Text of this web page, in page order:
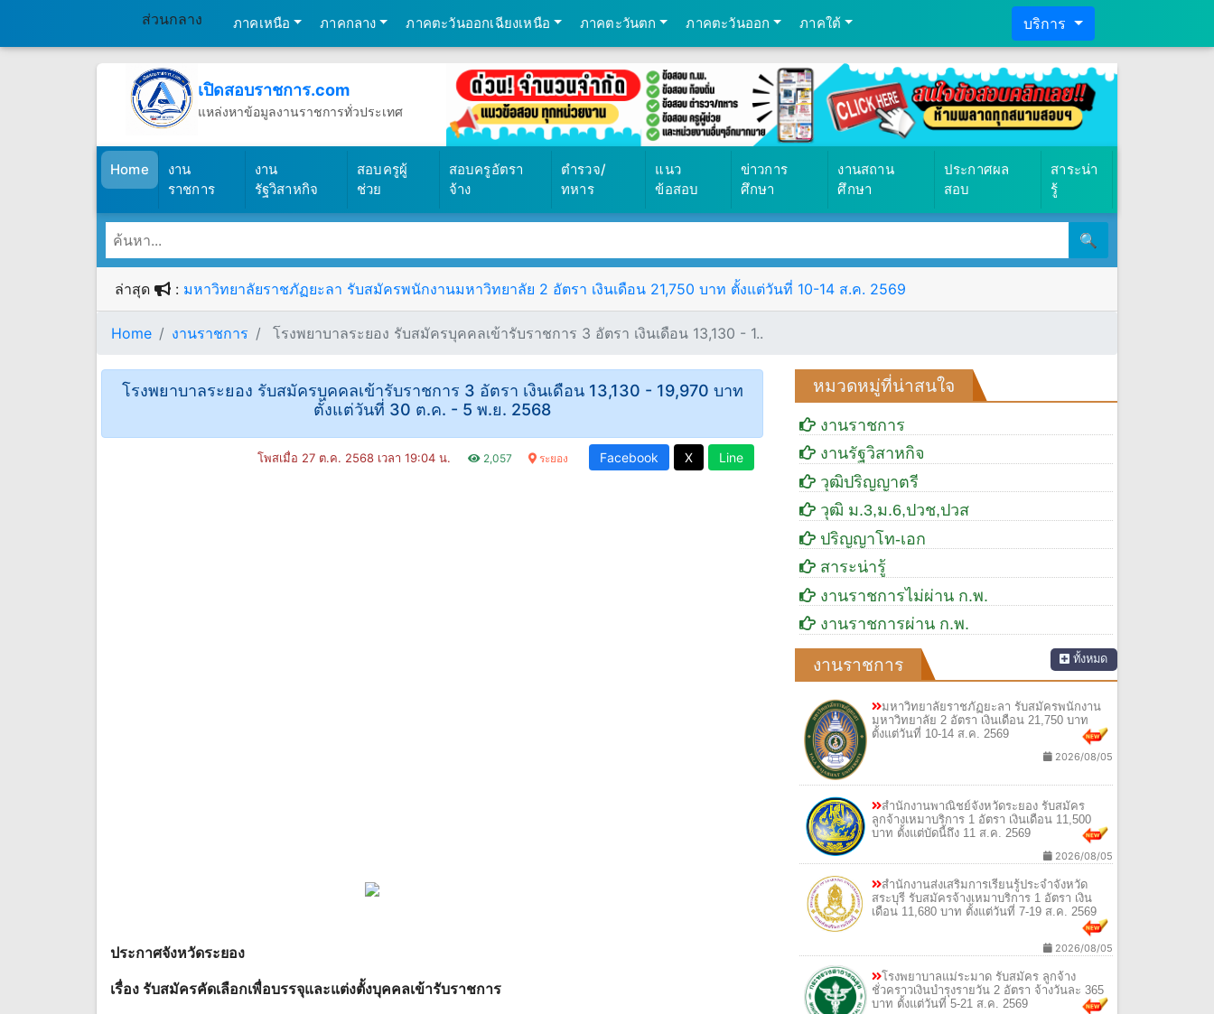
ส่วนกลาง ภาคเหนือ ภาคกลาง ภาคตะวันออกเฉียงเหนือ ภาคตะวันตก ภาคตะวันออก ภาคใต้ บริการ
เปิดสอบราชการ.com
แหล่งหาข้อมูลงานราชการทั่วประเทศ
Home(เปิดสอบราชการ)
งาน
ราชการ
งาน
รัฐวิสาหกิจ
สอบครูผู้
ช่วย
สอบครูอัตรา
จ้าง
ตำรวจ/
ทหาร
แนว
ข้อสอบ
ข่าวการ
ศึกษา
งานสถาน
ศึกษา
ประกาศผล
สอบ
สาระน่า
รู้
🔍
ล่าสุด : มหาวิทยาลัยราชภัฏยะลา รับสมัครพนักงานมหาวิทยาลัย 2 อัตรา เงินเดือน 21,750 บาท ตั้งแต่วันที่ 10-14 ส.ค. 2569
Home งานราชการ โรงพยาบาลระยอง รับสมัครบุคคลเข้ารับราชการ 3 อัตรา เงินเดือน 13,130 - 1..
โรงพยาบาลระยอง รับสมัครบุคคลเข้ารับราชการ 3 อัตรา เงินเดือน 13,130 - 19,970 บาท
ตั้งแต่วันที่ 30 ต.ค. - 5 พ.ย. 2568
โพสเมื่อ 27 ต.ค. 2568 เวลา 19:04 น. 2,057 ระยอง Facebook X Line
ประกาศจังหวัดระยอง
เรื่อง รับสมัครคัดเลือกเพื่อบรรจุและแต่งตั้งบุคคลเข้ารับราชการ
หมวดหมู่ที่น่าสนใจ
งานราชการ
งานรัฐวิสาหกิจ
วุฒิปริญญาตรี
วุฒิ ม.3,ม.6,ปวช,ปวส
ปริญญาโท-เอก
สาระน่ารู้
งานราชการไม่ผ่าน ก.พ.
งานราชการผ่าน ก.พ.
งานราชการ ทั้งหมด
มหาวิทยาลัยราชภัฏยะลา รับสมัครพนักงาน
มหาวิทยาลัย 2 อัตรา เงินเดือน 21,750 บาท
ตั้งแต่วันที่ 10-14 ส.ค. 2569
2026/08/05
สำนักงานพาณิชย์จังหวัดระยอง รับสมัคร
ลูกจ้างเหมาบริการ 1 อัตรา เงินเดือน 11,500
บาท ตั้งแต่บัดนี้ถึง 11 ส.ค. 2569
2026/08/05
สำนักงานส่งเสริมการเรียนรู้ประจำจังหวัด
สระบุรี รับสมัครจ้างเหมาบริการ 1 อัตรา เงิน
เดือน 11,680 บาท ตั้งแต่วันที่ 7-19 ส.ค. 2569
2026/08/05
โรงพยาบาลแม่ระมาด รับสมัคร ลูกจ้าง
ชั่วคราวเงินบำรุงรายวัน 2 อัตรา จ้างวันละ 365
บาท ตั้งแต่วันที่ 5-21 ส.ค. 2569